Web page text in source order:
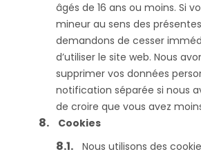
âgés de 16 ans ou moins. Si
mineur au sens des
demandons de cesser
d’utiliser le site web. Nous
supprimer vos données
notification séparée si nous
de croire que vous avez
Cookies
Nous utilisons des